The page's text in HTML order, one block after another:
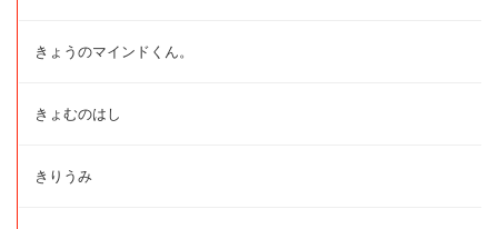
きょうのマインドくん。
きょむのはし
きりうみ